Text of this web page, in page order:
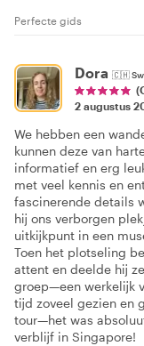
Perfecte gids
Dora 🇨🇭
2 augustus
We hebben een
kunnen deze van
informatief en erg
met veel kennis en
fascinerende details
hij ons verborgen
uitkijkpunt in een
Toen het plotseling
attent en deelde hij
groep—een werkelijk
tijd zoveel gezien en
tour—het was
verblijf in Singapore!